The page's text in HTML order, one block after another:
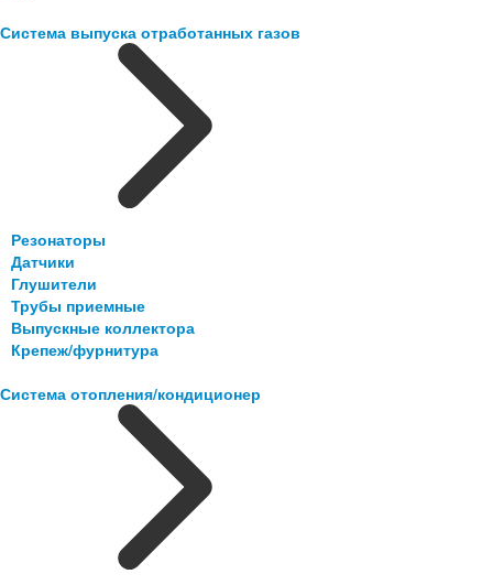
Система выпуска отработанных газов
Резонаторы
Датчики
Глушители
Трубы приемные
Выпускные коллектора
Крепеж/фурнитура
Система отопления/кондиционер